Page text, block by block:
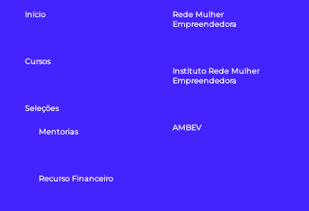
Início
Cursos
Seleções
Mentorias
Recurso Financeiro
Rede Mulher
Empreendedora
Instituto Rede Mulher
Empreendedora
AMBEV